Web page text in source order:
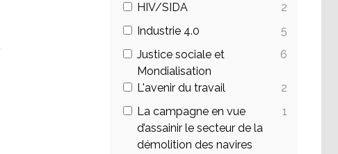
HIV/SIDA
2
Industrie 4.0
5
Justice sociale et
Mondialisation
6
L'avenir du travail
2
La campagne en vue
d’assainir le secteur de la
démolition des navires
1